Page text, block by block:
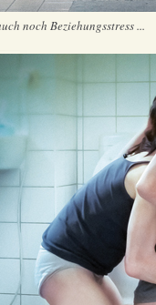
noch Beziehungsstress ...